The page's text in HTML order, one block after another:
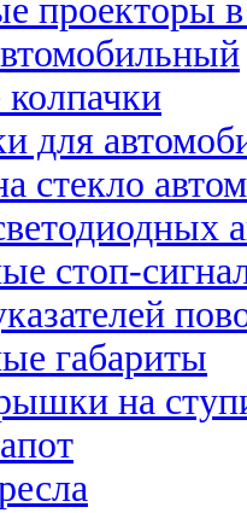
проекторы
для
стекло
стоп-
габариты
на